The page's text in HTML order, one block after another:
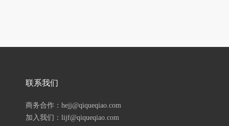
联系我们
商务合作：hejj@qiqueqiao.com
加入我们：lijf@qiqueqiao.com